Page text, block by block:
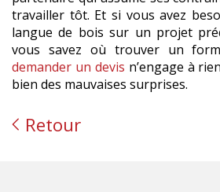
travailler tôt. Et si vous avez
langue de bois sur un projet
vous savez où trouver un
demander un devis n’engage à
bien des mauvaises surprises.
Retour